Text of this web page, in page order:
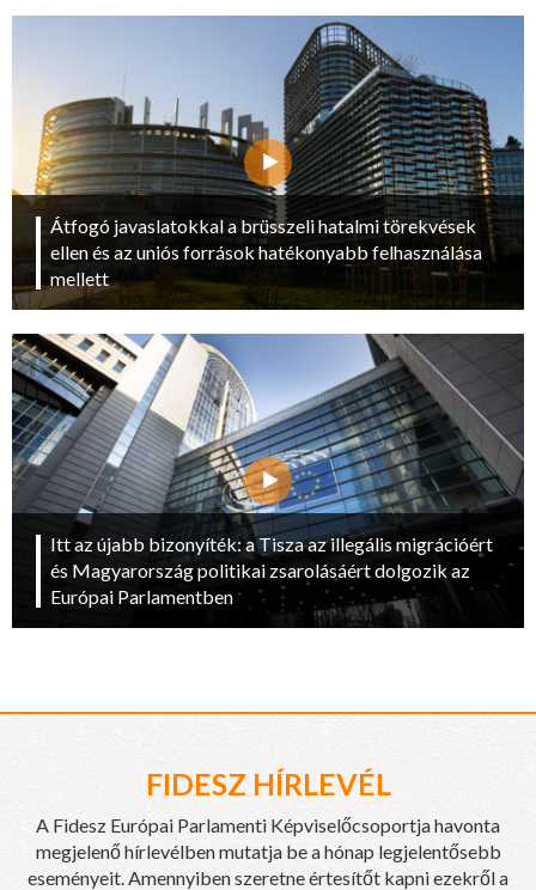
Átfogó javaslatokkal a brüsszeli hatalmi törekvések
ellen és az uniós források hatékonyabb felhasználása
mellett
Itt az újabb bizonyíték: a Tisza az illegális migrációért
és Magyarország politikai zsarolásáért dolgozik az
Európai Parlamentben
FIDESZ HÍRLEVÉL
A Fidesz Európai Parlamenti Képviselőcsoportja havonta
megjelenő hírlevélben mutatja be a hónap legjelentősebb
eseményeit. Amennyiben szeretne értesítőt kapni ezekről a